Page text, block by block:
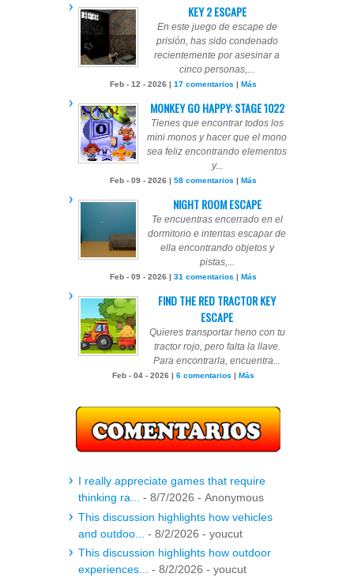
KEY 2 ESCAPE
En este juego de escape de
prisión, has sido condenado
recientemente por asesinar a
cinco personas,...
Feb - 12 - 2026 | 17 comentarios | Más
MONKEY GO HAPPY: STAGE 1022
Tienes que encontrar todos los
mini monos y hacer que el mono
sea feliz encontrando elementos
y...
Feb - 09 - 2026 | 58 comentarios | Más
NIGHT ROOM ESCAPE
Te encuentras encerrado en el
dormitorio e intentas escapar de
ella encontrando objetos y
pistas,...
Feb - 09 - 2026 | 31 comentarios | Más
FIND THE RED TRACTOR KEY
ESCAPE
Quieres transportar heno con tu
tractor rojo, pero falta la llave.
Para encontrarla, encuentra...
Feb - 04 - 2026 | 6 comentarios | Más
I really appreciate games that require
thinking ra...
- 8/7/2026 - Anonymous
This discussion highlights how vehicles
and outdoo...
- 8/2/2026 - youcut
This discussion highlights how outdoor
experiences...
- 8/2/2026 - youcut